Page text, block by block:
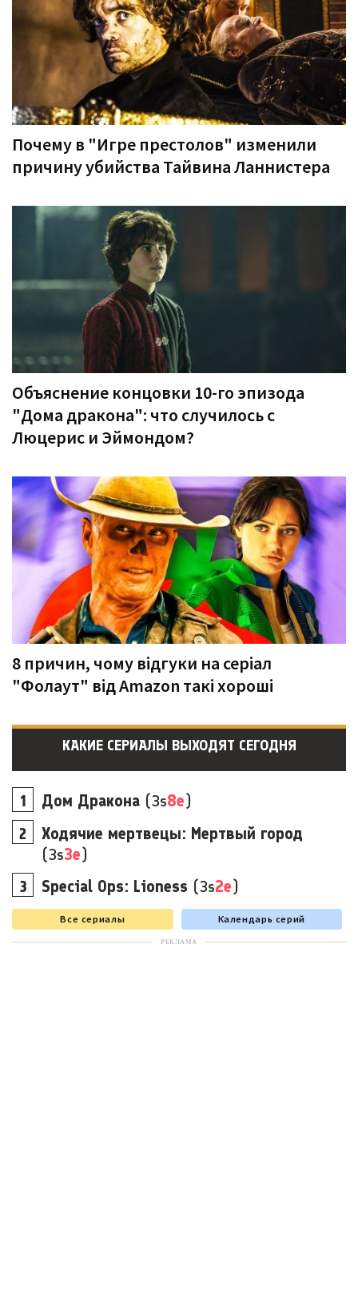
Почему в "Игре престолов" изменили
причину убийства Тайвина Ланнистера
Объяснение концовки 10-го эпизода
"Дома дракона": что случилось с
Люцерис и Эймондом?
8 причин, чому відгуки на серіал
"Фолаут" від Amazon такі хороші
КАКИЕ СЕРИАЛЫ ВЫХОДЯТ СЕГОДНЯ
Дом Дракона (3s8e)
Ходячие мертвецы: Мертвый город
(3s3e)
Special Ops: Lioness (3s2e)
Все сериалы Календарь серий
РЕКЛАМА